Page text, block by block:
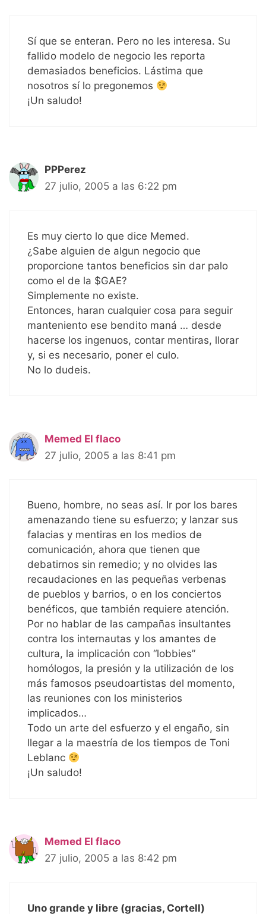
Sí que se enteran. Pero no les interesa. Su
fallido modelo de negocio les reporta
demasiados beneficios. Lástima que
nosotros sí lo pregonemos
¡Un saludo!
PPPerez
27 julio, 2005 a las 6:22 pm
Es muy cierto lo que dice Memed.
¿Sabe alguien de algun negocio que
proporcione tantos beneficios sin dar palo
como el de la $GAE?
Simplemente no existe.
Entonces, haran cualquier cosa para seguir
manteniento ese bendito maná … desde
hacerse los ingenuos, contar mentiras, llorar
y, si es necesario, poner el culo.
No lo dudeis.
Memed El flaco
27 julio, 2005 a las 8:41 pm
Bueno, hombre, no seas así. Ir por los bares
amenazando tiene su esfuerzo; y lanzar sus
falacias y mentiras en los medios de
comunicación, ahora que tienen que
debatirnos sin remedio; y no olvides las
recaudaciones en las pequeñas verbenas
de pueblos y barrios, o en los conciertos
benéficos, que también requiere atención.
Por no hablar de las campañas insultantes
contra los internautas y los amantes de
cultura, la implicación con “lobbies”
homólogos, la presión y la utilización de los
más famosos pseudoartistas del momento,
las reuniones con los ministerios
implicados…
Todo un arte del esfuerzo y el engaño, sin
llegar a la maestría de los tiempos de Toni
Leblanc
¡Un saludo!
Memed El flaco
27 julio, 2005 a las 8:42 pm
Uno grande y libre (gracias, Cortell)